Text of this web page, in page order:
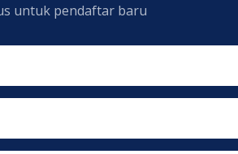
untuk pendaftar baru